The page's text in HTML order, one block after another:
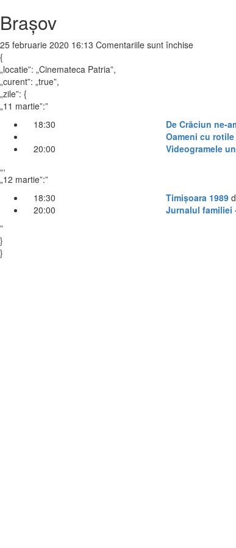
Brașov
25 februarie 2020 16:13 Comentariile sunt închisepentru
{
„locatie”: „Cinemateca Patria”,
„curent”: „true”,
„zile”: {
„11 martie”:”
18:30
De Crăciun ne-
Oameni cu rotile
20:00
Videogramele
„,
„12 martie”:”
18:30
Timișoara 1989
20:00
Jurnalul familiei
”
}
}